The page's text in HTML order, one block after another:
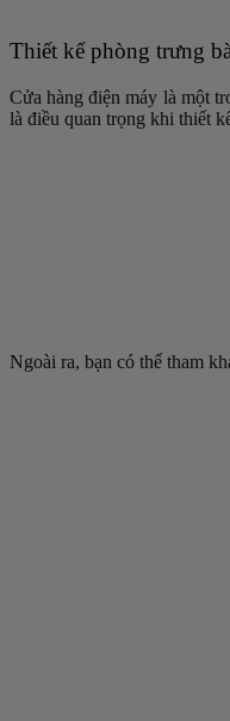
Thiết kế phòng trưng
Cửa hàng điện máy là một
là điều quan trọng khi thiết
Ngoài ra, bạn có thể tham